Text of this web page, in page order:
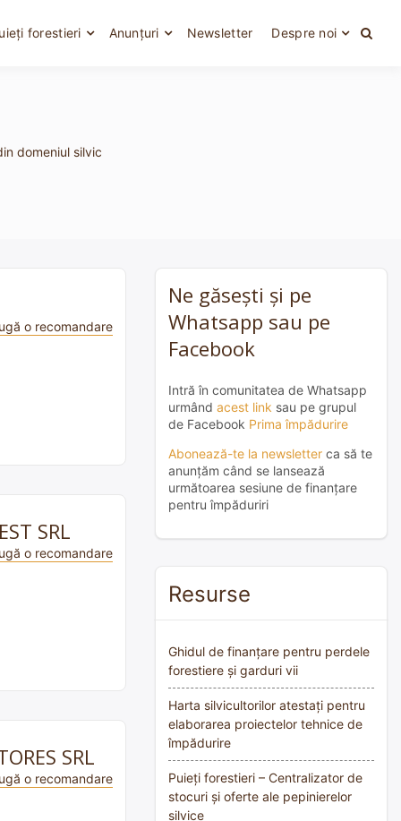
forestieri Anunțuri Newsletter Despre noi
domeniul silvic
o recomandare
SRL
o recomandare
SRL
o recomandare
Ne găsești și pe
Whatsapp sau pe
Facebook
Intră în comunitatea de Whatsapp
urmând acest link sau pe grupul
de Facebook Prima împădurire
Abonează-te la newsletter ca să te
anunțăm când se lansează
următoarea sesiune de finanțare
pentru împăduriri
Resurse
Ghidul de finanțare pentru perdele
forestiere și garduri vii
Harta silvicultorilor atestați pentru
elaborarea proiectelor tehnice de
împădurire
Puieți forestieri – Centralizator de
stocuri și oferte ale pepinierelor
silvice